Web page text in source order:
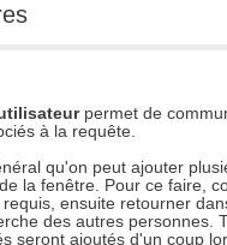
permet de
à la requête.
qu'on peut ajouter
la fenêtre. Pour ce faire,
ensuite retourner
des autres personnes.
seront ajoutés d'un coup